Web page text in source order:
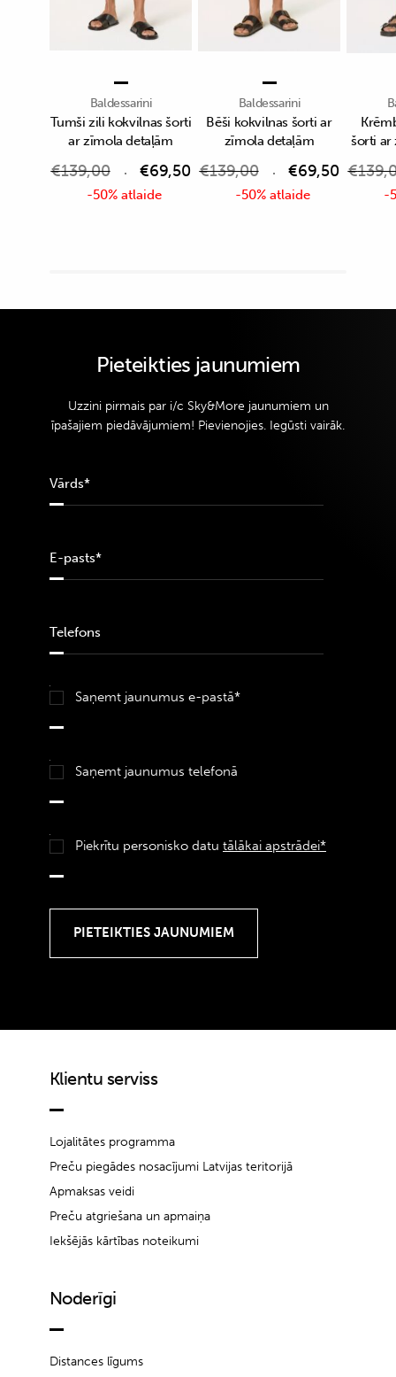
Baldessarini
Tumši zili kokvilnas šorti
ar zīmola detaļām
€139,00 €69,50
-50% atlaide
Baldessarini
Bēši kokvilnas šorti ar
zīmola detaļām
€139,00 €69,50
-50% atlaide
šorti ar
€
-
Pieteikties jaunumiem
Uzzini pirmais par i/c Sky&More jaunumiem un
īpašajiem piedāvājumiem! Pievienojies. Iegūsti vairāk.
Saņemt jaunumus e-pastā*
Saņemt jaunumus telefonā
Piekrītu personisko datu tālākai apstrādei*
Klientu serviss
Lojalitātes programma
Preču piegādes nosacījumi Latvijas teritorijā
Apmaksas veidi
Preču atgriešana un apmaiņa
Iekšējās kārtības noteikumi
Noderīgi
Distances līgums